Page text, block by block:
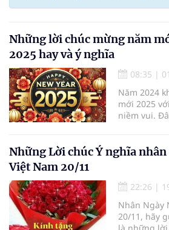
Những lời chúc mừng năm
2025 hay và ý nghĩa
08:35 |
Năm 2024
mới 2025
niềm vui.
thương.
Những Lời chúc Ý nghĩa nhân
Việt Nam 20/11
22:26 |
Nhân Ngày
20/11, hãy